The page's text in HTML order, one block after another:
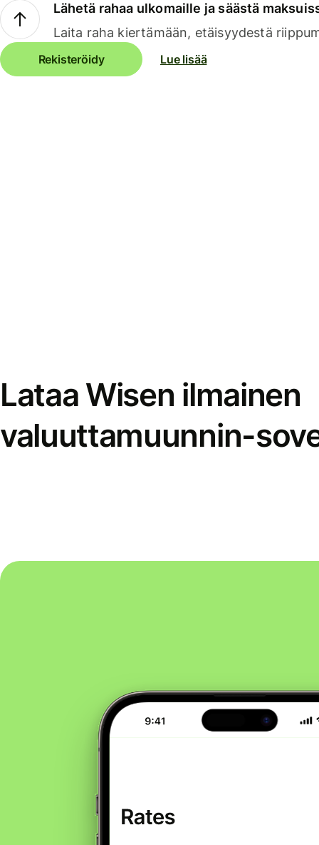
Lähetä rahaa ulkomaille ja säästä
Laita raha kiertämään, etäisyydestä
Rekisteröidy Lue lisää
Lataa Wisen ilmainen
valuuttamuunnin-